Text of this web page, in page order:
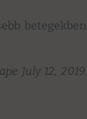
betegekben
July 12, 2019.